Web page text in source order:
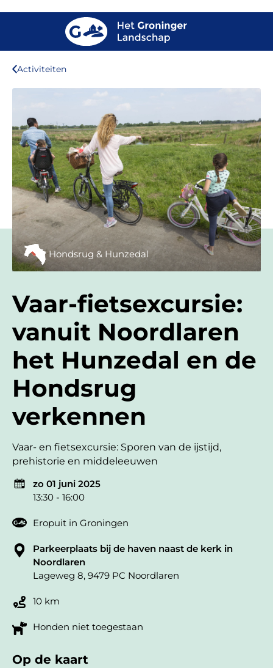
Activiteiten
Hondsrug & Hunzedal
Vaar-fietsexcursie:
vanuit Noordlaren
het Hunzedal en de
Hondsrug
verkennen
Vaar- en fietsexcursie: Sporen van de ijstijd,
prehistorie en middeleeuwen
zo 01 juni 2025
13:30 - 16:00
Eropuit in Groningen
Parkeerplaats bij de haven naast de kerk in
Noordlaren
Lageweg 8, 9479 PC Noordlaren
10 km
Honden niet toegestaan
Op de kaart